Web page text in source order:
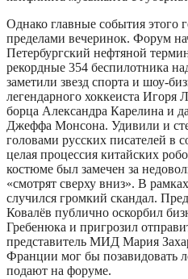
Однако главные события этого
пределами вечеринок. Форум
Петербургский нефтяной
рекордные 354 беспилотника
заметили звезд спорта и шоу-
легендарного хоккеиста
борца Александра Карелина и
Джеффа Монсона. Удивили и
головами русских писателей в
целая процессия китайских
костюме был замечен за
«смотрят сверху вниз». В
случился громкий скандал.
Ковалёв публично оскорбил
Гребенюка и пригрозил
представитель МИД Мария
Франции мог бы позавидовать
подают на форуме.